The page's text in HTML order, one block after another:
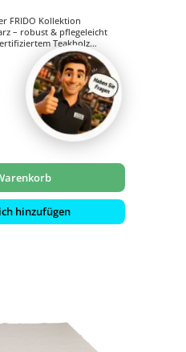
FRIDO Kollektion
– robust & pflegeleicht
Teakholz
& Objektumgebungen
hinzufügen